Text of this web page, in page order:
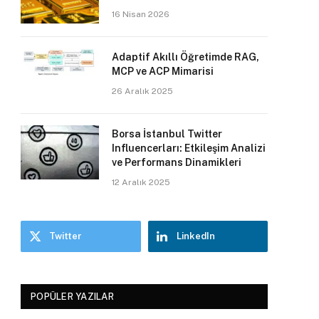
16 Nisan 2026
Adaptif Akıllı Öğretimde RAG,
MCP ve ACP Mimarisi
26 Aralık 2025
Borsa İstanbul Twitter
Influencerları: Etkileşim Analizi
ve Performans Dinamikleri
12 Aralık 2025
Twitter LinkedIn
POPÜLER YAZILAR